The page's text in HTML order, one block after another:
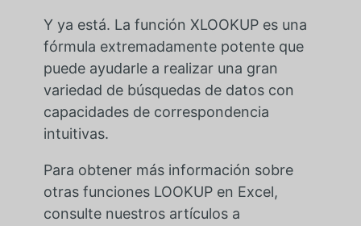
Y ya está. La función XLOOKUP es una
fórmula extremadamente potente que
puede ayudarle a realizar una gran
variedad de búsquedas de datos con
capacidades de correspondencia
intuitivas.
Para obtener más información sobre
otras funciones LOOKUP en Excel,
consulte nuestros artículos a